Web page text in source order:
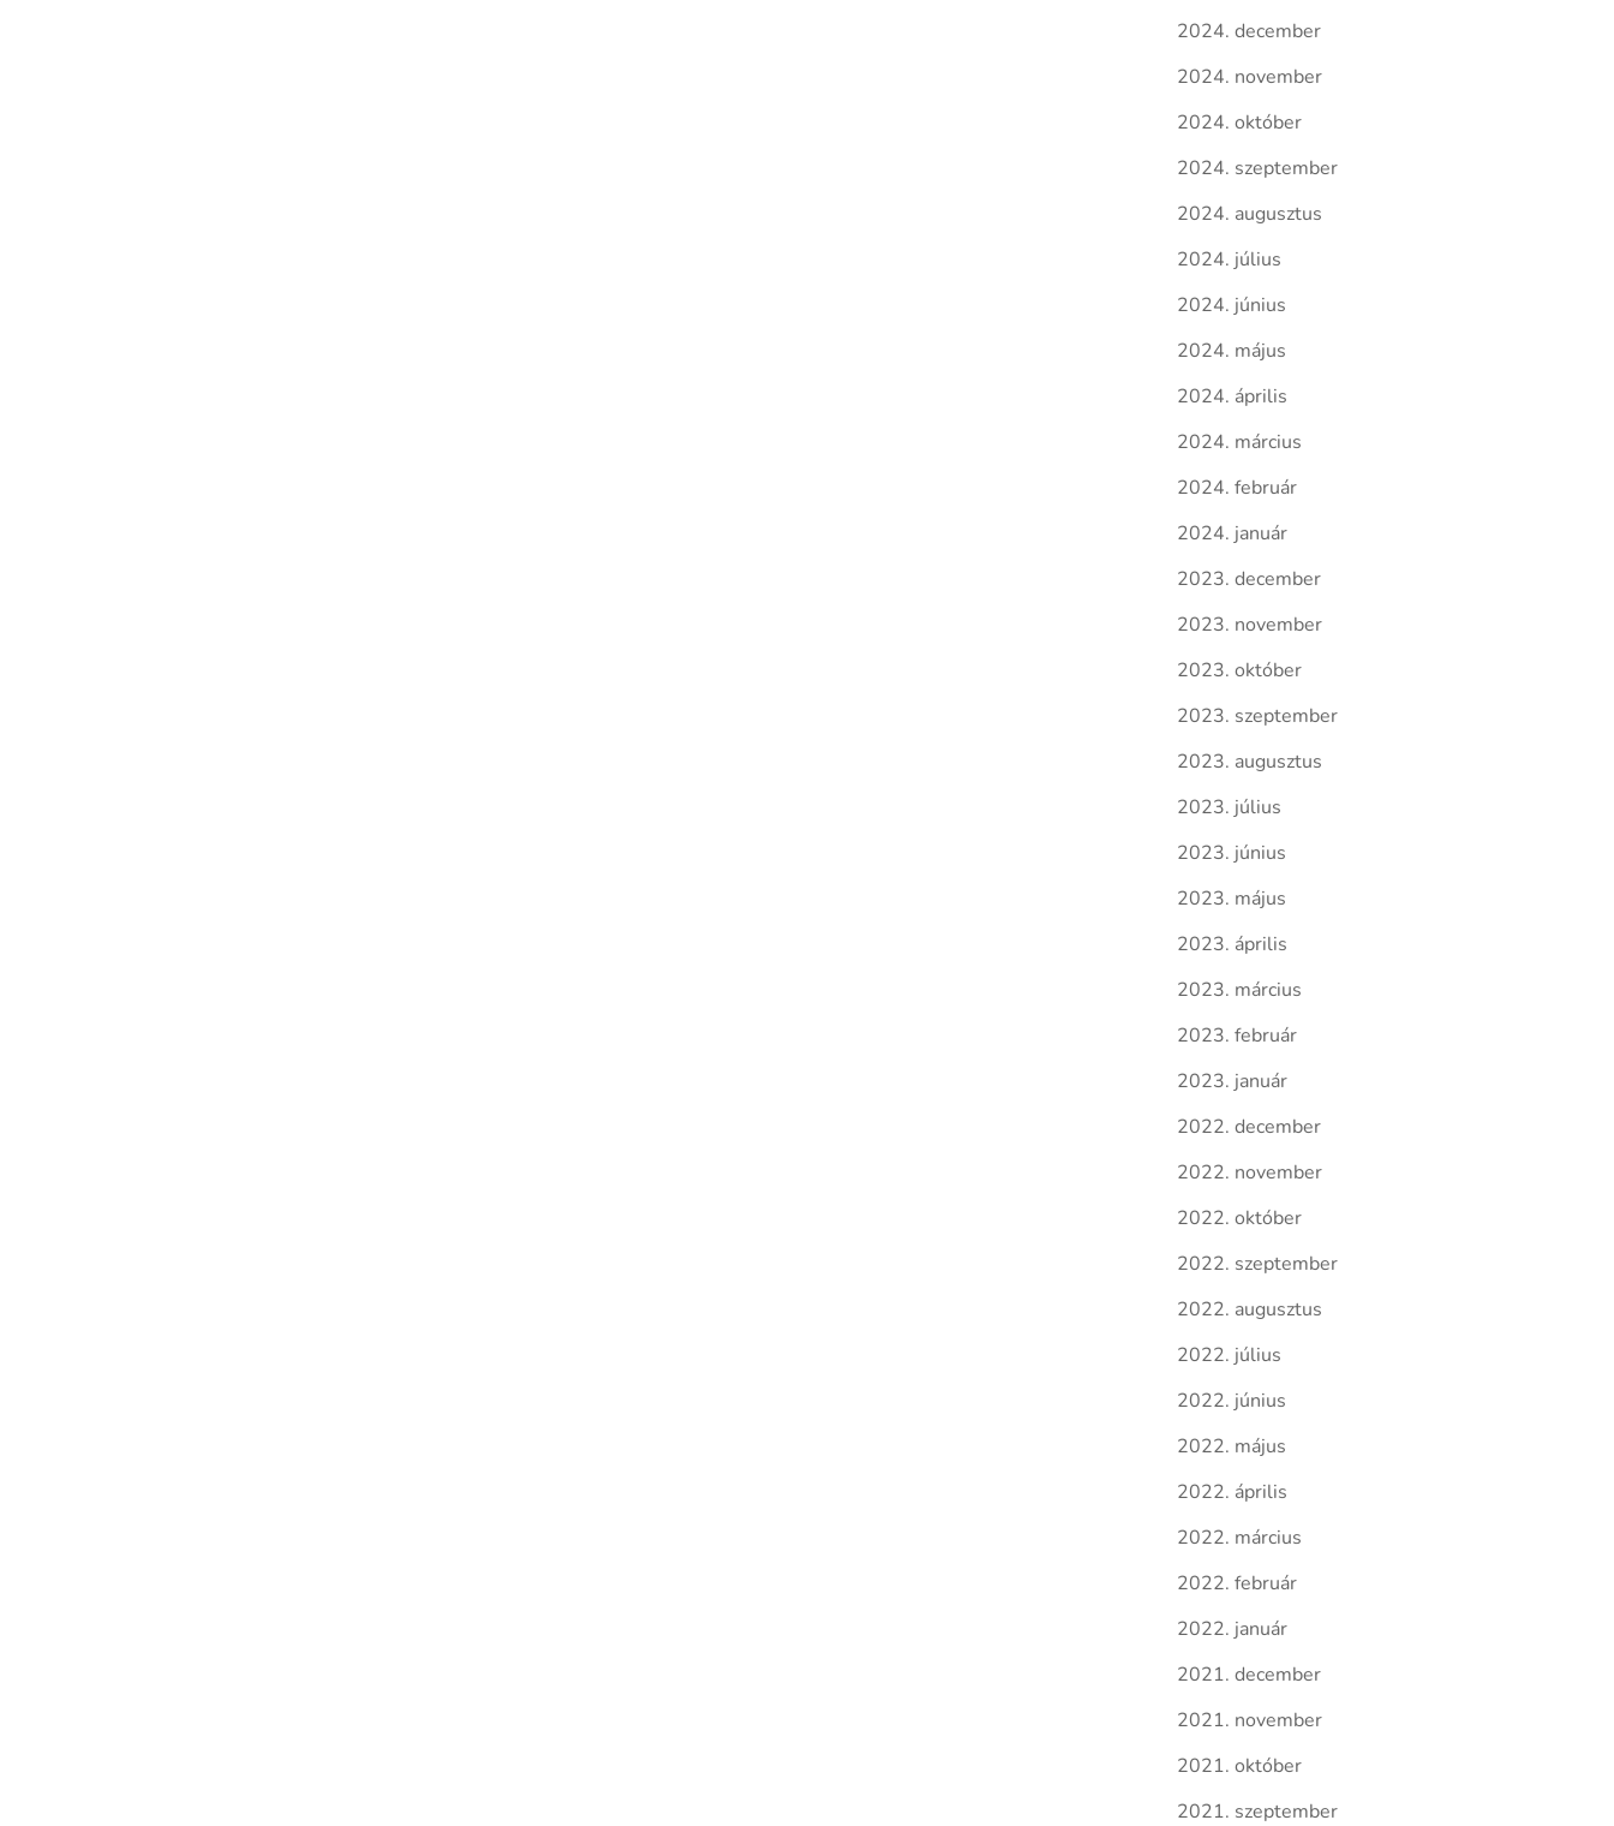
2024. december
2024. november
2024. október
2024. szeptember
2024. augusztus
2024. július
2024. június
2024. május
2024. április
2024. március
2024. február
2024. január
2023. december
2023. november
2023. október
2023. szeptember
2023. augusztus
2023. július
2023. június
2023. május
2023. április
2023. március
2023. február
2023. január
2022. december
2022. november
2022. október
2022. szeptember
2022. augusztus
2022. július
2022. június
2022. május
2022. április
2022. március
2022. február
2022. január
2021. december
2021. november
2021. október
2021. szeptember